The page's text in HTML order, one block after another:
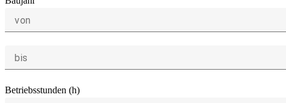
von
bis
Betriebsstunden (h)